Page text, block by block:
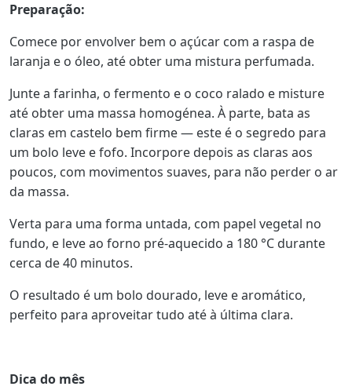
Preparação:
Comece por envolver bem o açúcar com a raspa de
laranja e o óleo, até obter uma mistura perfumada.
Junte a farinha, o fermento e o coco ralado e misture
até obter uma massa homogénea. À parte, bata as
claras em castelo bem firme — este é o segredo para
um bolo leve e fofo. Incorpore depois as claras aos
poucos, com movimentos suaves, para não perder o ar
da massa.
Verta para uma forma untada, com papel vegetal no
fundo, e leve ao forno pré-aquecido a 180 °C durante
cerca de 40 minutos.
O resultado é um bolo dourado, leve e aromático,
perfeito para aproveitar tudo até à última clara.
Dica do mês